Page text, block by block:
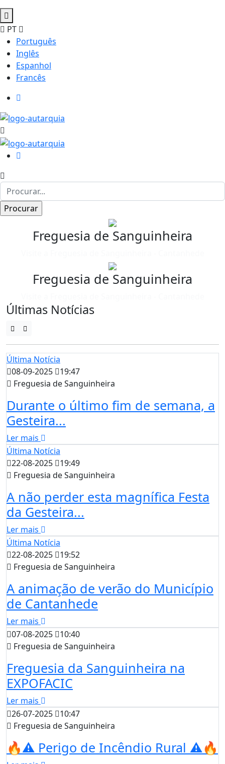
PT
Português
Inglês
Espanhol
Francês
Freguesia de Sanguinheira
Freguesia de Sanguinheira
Últimas Notícias
Última Notícia
08-09-2025
19:47
Freguesia de Sanguinheira
Durante o último fim de semana, a
Gesteira...
Ler mais
Última Notícia
22-08-2025
19:49
Freguesia de Sanguinheira
A não perder esta magnífica Festa
da Gesteira...
Ler mais
Última Notícia
22-08-2025
19:52
Freguesia de Sanguinheira
A animação de verão do Município
de Cantanhede
Ler mais
07-08-2025
10:40
Freguesia de Sanguinheira
Freguesia da Sanguinheira na
EXPOFACIC
Ler mais
26-07-2025
10:47
Freguesia de Sanguinheira
🔥⚠️ Perigo de Incêndio Rural ⚠️🔥